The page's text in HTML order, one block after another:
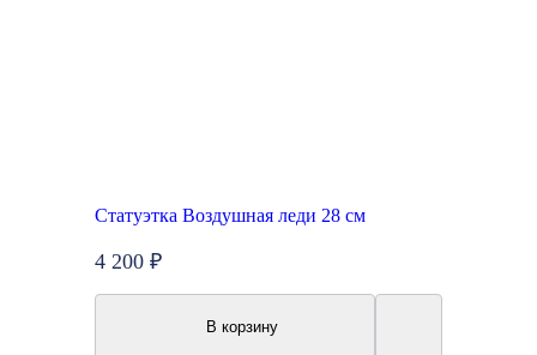
Статуэтка Воздушная леди 28 см
4 200 ₽
В корзину